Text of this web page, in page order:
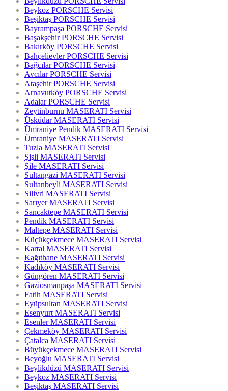
Beykoz PORSCHE Servisi
Beşiktaş PORSCHE Servisi
Bayrampaşa PORSCHE Servisi
Başakşehir PORSCHE Servisi
Bakırköy PORSCHE Servisi
Bahçelievler PORSCHE Servisi
Bağcılar PORSCHE Servisi
Avcılar PORSCHE Servisi
Ataşehir PORSCHE Servisi
Arnavutköy PORSCHE Servisi
Adalar PORSCHE Servisi
Zeytinburnu MASERATI Servisi
Üsküdar MASERATI Servisi
Ümraniye Pendik MASERATI Servisi
Ümraniye MASERATI Servisi
Tuzla MASERATI Servisi
Şişli MASERATI Servisi
Şile MASERATI Servisi
Sultangazi MASERATI Servisi
Sultanbeyli MASERATI Servisi
Silivri MASERATI Servisi
Sarıyer MASERATI Servisi
Sancaktepe MASERATI Servisi
Pendik MASERATI Servisi
Maltepe MASERATI Servisi
Küçükçekmece MASERATI Servisi
Kartal MASERATI Servisi
Kağıthane MASERATI Servisi
Kadıköy MASERATI Servisi
Güngören MASERATI Servisi
Gaziosmanpaşa MASERATI Servisi
Fatih MASERATI Servisi
Eyüpsultan MASERATI Servisi
Esenyurt MASERATI Servisi
Esenler MASERATI Servisi
Çekmeköy MASERATI Servisi
Çatalca MASERATI Servisi
Büyükçekmece MASERATI Servisi
Beyoğlu MASERATI Servisi
Beylikdüzü MASERATI Servisi
Beykoz MASERATI Servisi
Beşiktaş MASERATI Servisi